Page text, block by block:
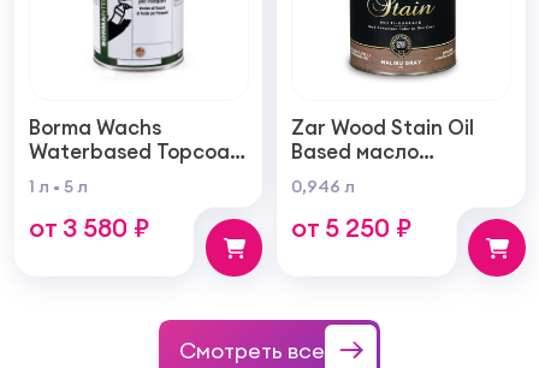
Borma Wachs
Waterbased Topcoat
Varnish For Parquet
Грунт для паркета на
водной основе для
внутренних работ
1 л 5 л
от 3 580 ₽
Zar Wood Stain Oil
Based масло
тонирующая по
дереву
0,946 л
от 5 250 ₽
Смотреть все